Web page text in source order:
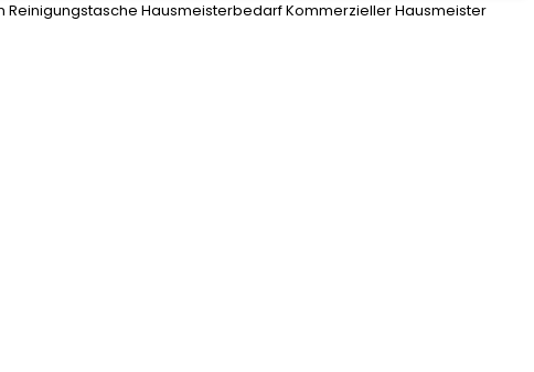
Reinigungstasche Hausmeisterbedarf Kommerzieller Hausmeister